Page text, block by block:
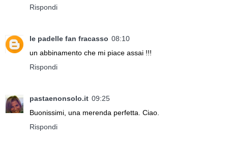
Rispondi
le padelle fan fracasso 08:10
un abbinamento che mi piace assai !!!
Rispondi
pastaenonsolo.it 09:25
Buonissimi, una merenda perfetta. Ciao.
Rispondi